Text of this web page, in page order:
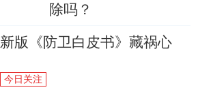
除吗？
新版《防卫白皮书》藏祸心
今日关注